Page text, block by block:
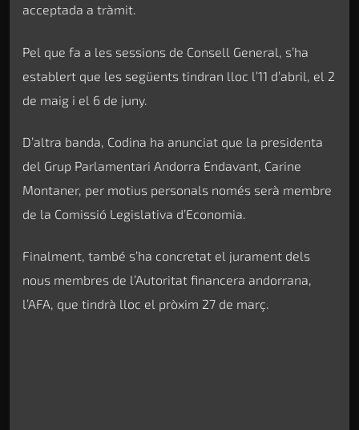
acceptada a tràmit.
Pel que fa a les sessions de Consell General, s’ha
establert que les següents tindran lloc l’11 d’abril, el 2
de maig i el 6 de juny.
D’altra banda, Codina ha anunciat que la presidenta
del Grup Parlamentari Andorra Endavant, Carine
Montaner, per motius personals només serà membre
de la Comissió Legislativa d’Economia.
Finalment, també s’ha concretat el jurament dels
nous membres de l’Autoritat financera andorrana,
l’AFA, que tindrà lloc el pròxim 27 de març.